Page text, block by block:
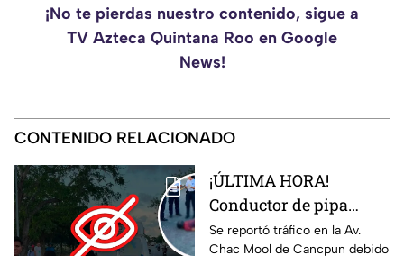
¡No te pierdas nuestro contenido, sigue a
TV Azteca Quintana Roo en Google
News!
CONTENIDO RELACIONADO
¡ÚLTIMA HORA!
Conductor de pipa
atropella a un hombre
Se reportó tráfico en la Av.
Chac Mool de Cancpun debido